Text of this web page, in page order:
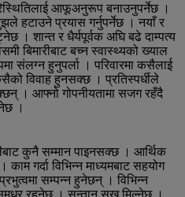
आफूअनुरूप बनाउनुपर्नेछ ।
हटाउने प्रयास गर्नुपर्नेछ । नयाँ र
। शान्त र धैर्यपूर्वक अघि बढे दाम्पत्य
बिमारीबाट बच्न स्वास्थ्यको ख्याल
संलग्न हुनुपर्ला । परिवारमा कसैलाई
विवाह हुनसक्छ । प्रतिस्पर्धीले
। आफ्नो गोपनीयतामा सजग रहँदै
।
कुनै सम्मान पाइनसक्छ । आर्थिक
गर्दा विभिन्न माध्यमबाट सहयोग
सम्पन्न हुनेछन् । विभिन्न
रहनेछ । सन्तान सुख मिल्नेछ ।